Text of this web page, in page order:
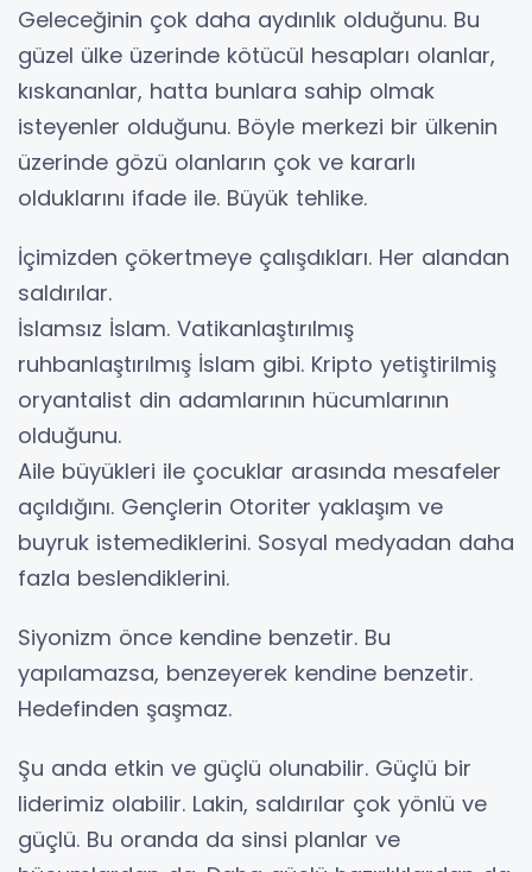
Geleceğinin çok daha aydınlık olduğunu. Bu
güzel ülke üzerinde kötücül hesapları olanlar,
kıskananlar, hatta bunlara sahip olmak
isteyenler olduğunu. Böyle merkezi bir ülkenin
üzerinde gözü olanların çok ve kararlı
olduklarını ifade ile. Büyük tehlike.
İçimizden çökertmeye çalışdıkları. Her alandan
saldırılar.
İslamsız İslam. Vatikanlaştırılmış
ruhbanlaştırılmış İslam gibi. Kripto yetiştirilmiş
oryantalist din adamlarının hücumlarının
olduğunu.
Aile büyükleri ile çocuklar arasında mesafeler
açıldığını. Gençlerin Otoriter yaklaşım ve
buyruk istemediklerini. Sosyal medyadan daha
fazla beslendiklerini.
Siyonizm önce kendine benzetir. Bu
yapılamazsa, benzeyerek kendine benzetir.
Hedefinden şaşmaz.
Şu anda etkin ve güçlü olunabilir. Güçlü bir
liderimiz olabilir. Lakin, saldırılar çok yönlü ve
güçlü. Bu oranda da sinsi planlar ve